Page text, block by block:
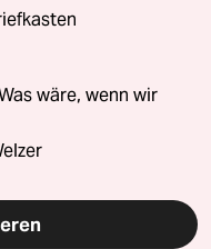
wäre, wenn wir